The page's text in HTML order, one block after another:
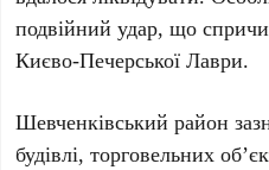
подвійний удар, що
Києво-Печерської Лаври.
Шевченківський район
будівлі, торговельних